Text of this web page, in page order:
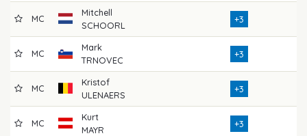
MC
Mitchell
SCHOORL
+3
MC
Mark
TRNOVEC
+3
MC
Kristof
ULENAERS
+3
MC
Kurt
MAYR
+3